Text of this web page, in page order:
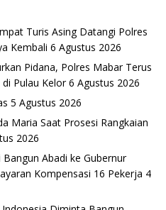
Turis Asing Datangi Polres
Kembali 6 Agustus 2026
Pidana, Polres Mabar Terus
Pulau Kelor 6 Agustus 2026
5 Agustus 2026
Maria Saat Prosesi Rangkaian
2026
Abadi ke Gubernur
Kompensasi 16 Pekerja 4